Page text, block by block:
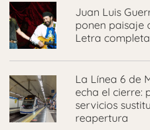
Juan Luis
ponen paisaje
Letra
La Línea 6 de
echa el cierre:
servicios
reapertura